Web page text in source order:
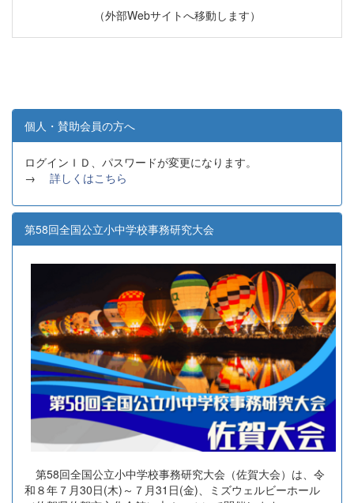
（外部Webサイトへ移動します）
個人・賛助会員の方へ
ログインＩＤ、パスワードが変更になります。
→ 詳しくはこちら
第58回全国公立小中学校事務研究大会
第58回全国公立小中学校事務研究大会（佐賀大会）は、令
和８年７月30日(木)～７月31日(金)、ミズウェルビーホール